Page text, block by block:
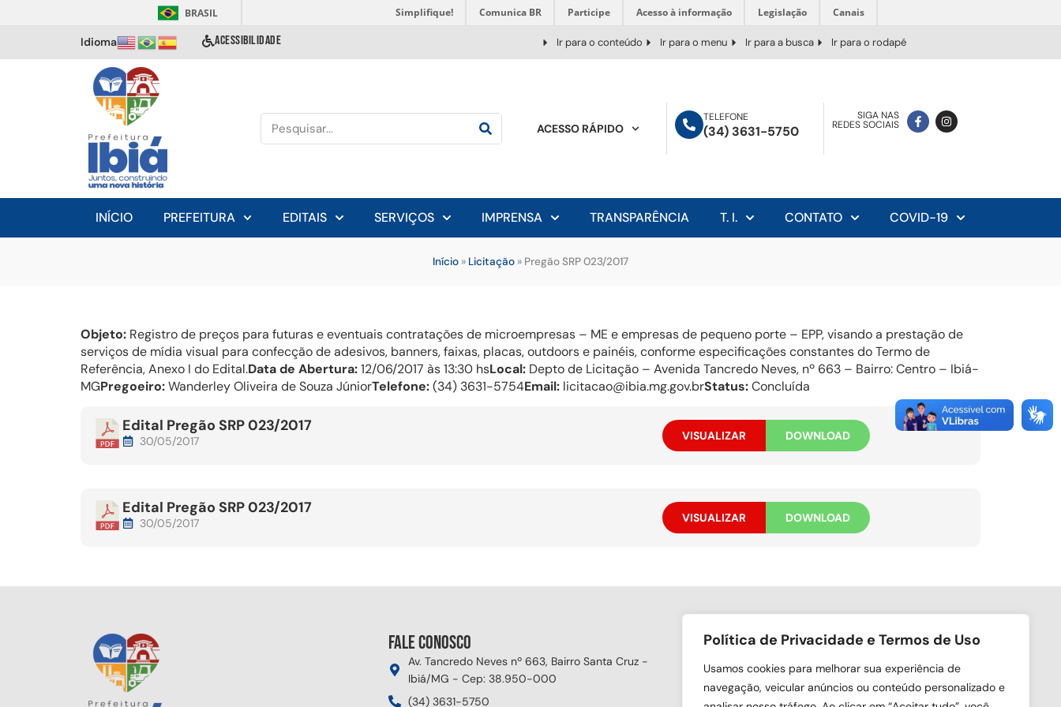
Política de Privacidade e Termos de Uso
Usamos cookies para melhorar sua experiência de
navegação, veicular anúncios ou conteúdo personalizado e
BRASIL Simplifique! Comunica BR Participe Acesso à informação Legislação Canais
Idioma ACESSIBILIDADE Ir para o conteúdo Ir para o menu Ir para a busca Ir para o rodapé
ACESSO RÁPIDO
TELEFONE
(34) 3631-5750
SIGA NAS
REDES SOCIAIS
INÍCIO PREFEITURA EDITAIS SERVIÇOS IMPRENSA TRANSPARÊNCIA T. I. CONTATO COVID-19
Início » Licitação » Pregão SRP 023/2017
Objeto: Registro de preços para futuras e eventuais contratações de microempresas – ME e empresas de pequeno porte – EPP, visando a prestação de
serviços de mídia visual para confecção de adesivos, banners, faixas, placas, outdoors e painéis, conforme especificações constantes do Termo de
Referência, Anexo I do Edital.Data de Abertura:12/06/2017 às 13:30 hsLocal: Depto de Licitação – Avenida Tancredo Neves, nº 663 – Bairro: Centro – Ibiá-
MGPregoeiro:Wanderley Oliveira de Souza JúniorTelefone:(34) 3631-5754Email: licitacao@ibia.mg.gov.brStatus:Concluída
Edital Pregão SRP 023/2017
30/05/2017 VISUALIZAR DOWNLOAD
Edital Pregão SRP 023/2017
30/05/2017 VISUALIZAR DOWNLOAD
Fale conosco
Av. Tancredo Neves nº 663, Bairro Santa Cruz -
Ibiá/MG - Cep: 38.950-000
(34) 3631-5750
Siga nas redes sociais